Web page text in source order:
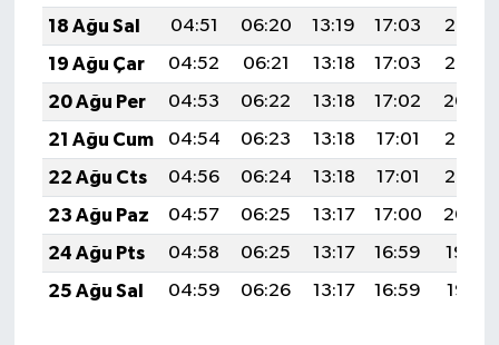
18 Ağu Sal
04:51 06:20 13:19 17:03
20:07
19 Ağu Çar
04:52 06:21 13:18 17:03
20:06
20 Ağu Per
04:53 06:22 13:18 17:02
20:04
21 Ağu Cum
04:54 06:23 13:18 17:01
20:03
22 Ağu Cts
04:56 06:24 13:18 17:01
20:02
23 Ağu Paz
04:57 06:25 13:17 17:00
20:00
24 Ağu Pts
04:58 06:25 13:17 16:59
19:59
25 Ağu Sal
04:59 06:26 13:17 16:59 19:57